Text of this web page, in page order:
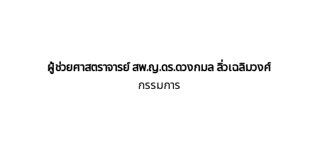
ผู้ช่วยศาสตราจารย์ สพ.ญ.ดร.ดวงกมล ลิ่วเฉลิมวงศ์
กรรมการ